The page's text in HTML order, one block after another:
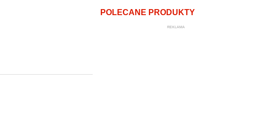
POLECANE PRODUKTY
REKLAMA